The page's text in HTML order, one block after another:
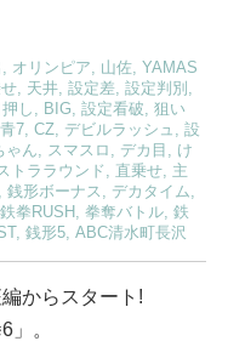
, オリンピア, 山佐, YAMAS
, 天井, 設定差, 設定判別 ,
押し , BIG, 設定看破, 狙い
青7, CZ, デビルラッシュ , 設
ゃん, スマスロ , デカ目 , け
トララウンド , 直乗せ, 主
, 銭形ボーナス , デカタイム,
鉄拳RUSH , 拳奪バトル, 鉄
, 銭形5, ABC清水町長沢
からスタート!
。